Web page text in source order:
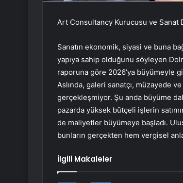
Art Consultancy Kurucusu ve Sanat
Sanatın ekonomik, siyasi ve buna
yapıya sahip olduğunu söyleyen
raporuna göre 2026’ya büyümeyle
Aslında, galeri sanatçı, müzayede
gerçekleşmiyor. Şu anda büyüme
pazarda yüksek bütçeli işlerin
de maliyetler büyümeye başladı.
bunların gerçekten hem vergisel
İlgili Makaleler